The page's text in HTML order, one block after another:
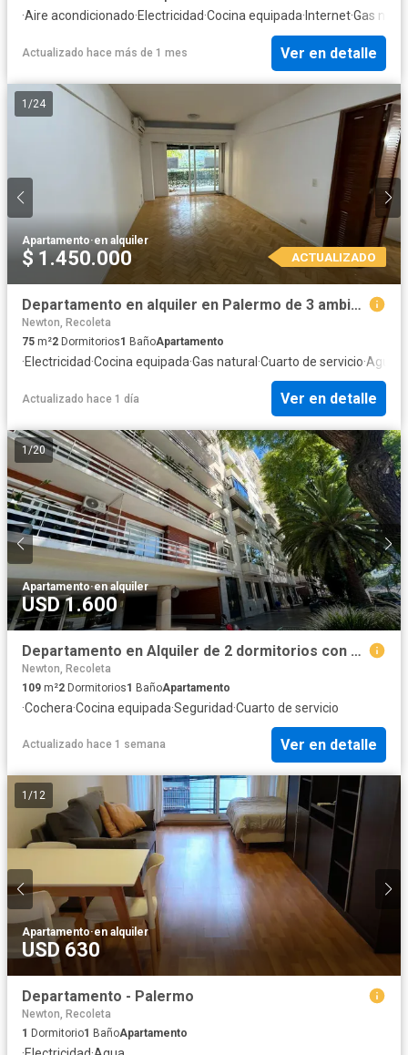
·Aire acondicionado·Electricidad·Cocina equipada· Internet·Gas
Actualizado hace más de 1 mes Ver en detalle
1 /24
Apartamento·en alquiler
$ 1.450.000 ACTUALIZADO
Departamento en alquiler en Palermo de 3 ambientes con dependencia
Newton, Recoleta
75 m²2 Dormitorios1 BañoApartamento
·Electricidad·Cocina equipada·Gas natural ·Cuarto de servicio·Agua
Actualizado hace 1 día Ver en detalle
1/20
Apartamento·en alquiler
USD 1.600
Departamento en Alquiler de 2 dormitorios con cochera fija en Palermo Chico.
Newton, Recoleta
109 m²2 Dormitorios1 BañoApartamento
·Cochera·Cocina equipada·Seguridad·Cuarto de servicio
Actualizado hace 1 semana Ver en detalle
1 /12
Apartamento·en alquiler
USD 630
Departamento - Palermo
Newton, Recoleta
1 Dormitorio1 BañoApartamento